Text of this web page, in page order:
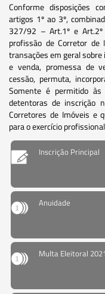
Conforme disposições
artigos 1º ao 3º,
327/92 – Art.1º e
profissão de Corretor de
transações em geral
e venda, promessa de
cessão, permuta,
Somente é permitido
detentoras de inscrição
Corretores de Imóveis e
para o exercício
Inscrição Principal
Anuidade
Multa Eleitoral 2021